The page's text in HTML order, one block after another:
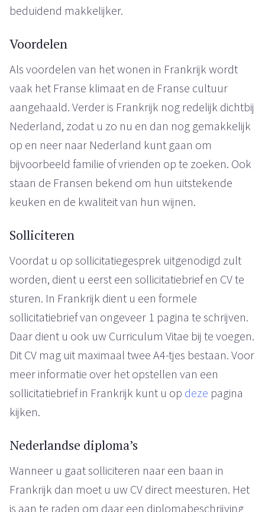
beduidend makkelijker.
Voordelen
Als voordelen van het wonen in Frankrijk wordt
vaak het Franse klimaat en de Franse cultuur
aangehaald. Verder is Frankrijk nog redelijk dichtbij
Nederland, zodat u zo nu en dan nog gemakkelijk
op en neer naar Nederland kunt gaan om
bijvoorbeeld familie of vrienden op te zoeken. Ook
staan de Fransen bekend om hun uitstekende
keuken en de kwaliteit van hun wijnen.
Solliciteren
Voordat u op sollicitatiegesprek uitgenodigd zult
worden, dient u eerst een sollicitatiebrief en CV te
sturen. In Frankrijk dient u een formele
sollicitatiebrief van ongeveer 1 pagina te schrijven.
Daar dient u ook uw Curriculum Vitae bij te voegen.
Dit CV mag uit maximaal twee A4-tjes bestaan. Voor
meer informatie over het opstellen van een
sollicitatiebrief in Frankrijk kunt u op deze pagina
kijken.
Nederlandse diploma’s
Wanneer u gaat solliciteren naar een baan in
Frankrijk dan moet u uw CV direct meesturen. Het
is aan te raden om daar een diplomabeschrijving